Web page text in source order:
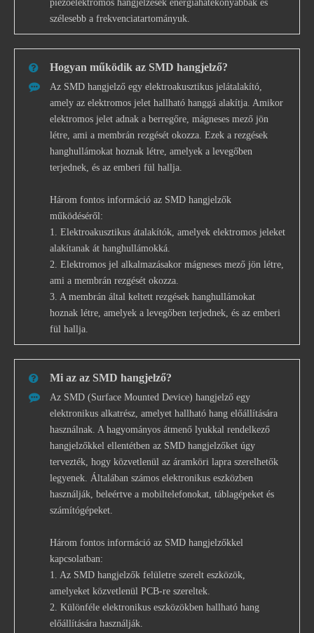
piezoelektromos hangjelzések energiahatékonyabbak és
szélesebb a frekvenciatartományuk.
Hogyan működik az SMD hangjelző?
Az SMD hangjelző egy elektroakusztikus jelátalakító,
amely az elektromos jelet hallható hanggá alakítja. Amikor
elektromos jelet adnak a berregőre, mágneses mező jön
létre, ami a membrán rezgését okozza. Ezek a rezgések
hanghullámokat hoznak létre, amelyek a levegőben
terjednek, és az emberi fül hallja.
Három fontos információ az SMD hangjelzők
működéséről:
1. Elektroakusztikus átalakítók, amelyek elektromos jeleket
alakítanak át hanghullámokká.
2. Elektromos jel alkalmazásakor mágneses mező jön létre,
ami a membrán rezgését okozza.
3. A membrán által keltett rezgések hanghullámokat
hoznak létre, amelyek a levegőben terjednek, és az emberi
fül hallja.
Mi az az SMD hangjelző?
Az SMD (Surface Mounted Device) hangjelző egy
elektronikus alkatrész, amelyet hallható hang előállítására
használnak. A hagyományos átmenő lyukkal rendelkező
hangjelzőkkel ellentétben az SMD hangjelzőket úgy
tervezték, hogy közvetlenül az áramköri lapra szerelhetők
legyenek. Általában számos elektronikus eszközben
használják, beleértve a mobiltelefonokat, táblagépeket és
számítógépeket.
Három fontos információ az SMD hangjelzőkkel
kapcsolatban:
1. Az SMD hangjelzők felületre szerelt eszközök,
amelyeket közvetlenül PCB-re szereltek.
2. Különféle elektronikus eszközökben hallható hang
előállítására használják.